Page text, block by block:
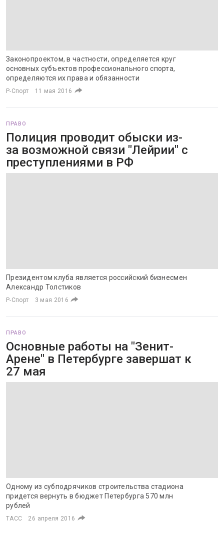
Законопроектом, в частности, определяется круг
основных субъектов профессионального спорта,
определяются их права и обязанности
Р-Спорт 11 мая 2016
ПРАВО
Полиция проводит обыски из-
за возможной связи "Лейрии" с
преступлениями в РФ
Президентом клуба является российский бизнесмен
Александр Толстиков
Р-Спорт 3 мая 2016
ПРАВО
Основные работы на "Зенит-
Арене" в Петербурге завершат к
27 мая
Одному из субподрячиков строительства стадиона
придется вернуть в бюджет Петербурга 570 млн
рублей
ТАСС 26 апреля 2016